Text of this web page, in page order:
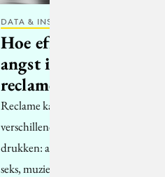
DATA & INSIGHTS
Hoe effectief is
angst in
reclame?
Reclame kan op 6
verschillende knoppen
drukken: angst, humor,
seks, muziek,